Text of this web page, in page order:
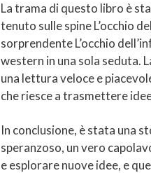
La trama di questo libro è
tenuto sulle spine L’occhio
sorprendente L’occhio
western in una sola seduta.
una lettura veloce e
che riesce a trasmettere
In conclusione, è stata una
speranzoso, un vero
e esplorare nuove idee, e